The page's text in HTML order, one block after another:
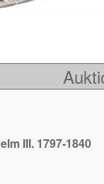
III. 1797-1840